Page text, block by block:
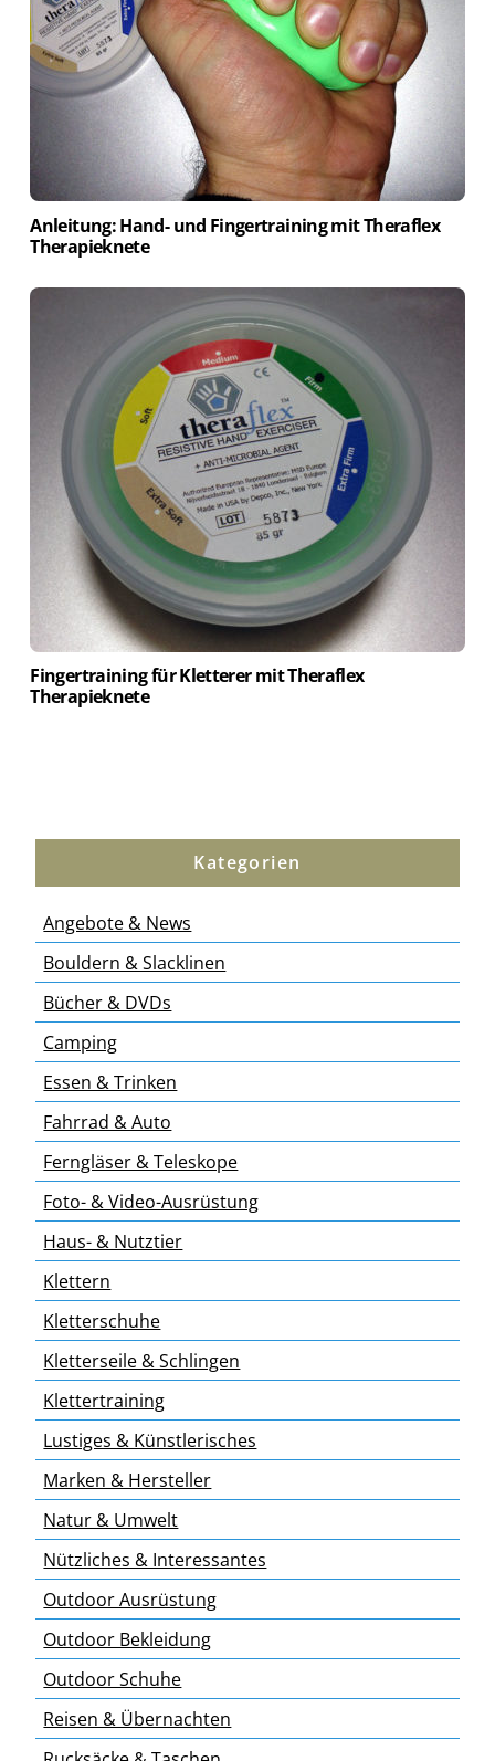
Anleitung: Hand- und Fingertraining mit Theraflex
Therapieknete
Fingertraining für Kletterer mit Theraflex
Therapieknete
Kategorien
Angebote & News
Bouldern & Slacklinen
Bücher & DVDs
Camping
Essen & Trinken
Fahrrad & Auto
Ferngläser & Teleskope
Foto- & Video-Ausrüstung
Haus- & Nutztier
Klettern
Kletterschuhe
Kletterseile & Schlingen
Klettertraining
Lustiges & Künstlerisches
Marken & Hersteller
Natur & Umwelt
Nützliches & Interessantes
Outdoor Ausrüstung
Outdoor Bekleidung
Outdoor Schuhe
Reisen & Übernachten